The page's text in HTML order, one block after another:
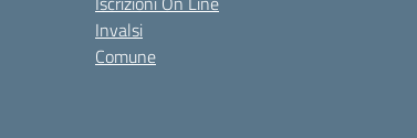
Invalsi
Comune